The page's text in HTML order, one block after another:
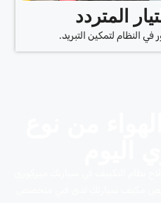
المتردد
في النظام لتمكين التبريد.